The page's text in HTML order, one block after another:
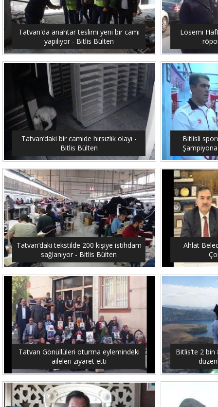
Tatvan'da anahtar teslimi yeni bir cami
yapılıyor - Bitlis Bülten
Lösemi
Tatvan’daki bir camide hırsızlık olayı -
Bitlis Bülten
Bitlisli
Tatvan’daki tekstilde 200 kişiye istihdam
sağlanıyor - Bitlis Bülten
Ahlat
Tatvan Gönüllüleri oturma eylemindeki
aileleri ziyaret etti
Bitlis’te 2